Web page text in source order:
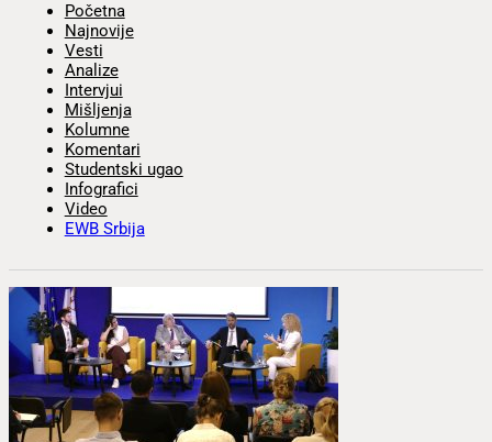
Početna
Najnovije
Vesti
Analize
Intervjui
Mišljenja
Kolumne
Komentari
Studentski ugao
Infografici
Video
EWB Srbija